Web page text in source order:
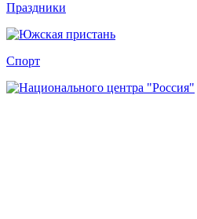
Праздники
Спорт